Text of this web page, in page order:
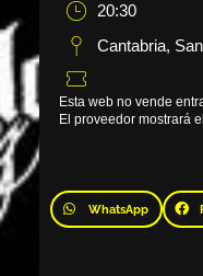
20:30
Cantabria,
Esta web no vende
El proveedor mostrará
WhatsApp